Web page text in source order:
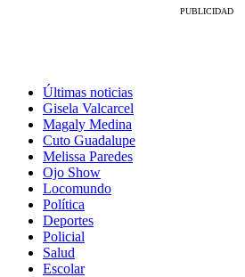
Últimas noticias
Gisela Valcarcel
Magaly Medina
Cuto Guadalupe
Melissa Paredes
Ojo Show
Locomundo
Política
Deportes
Policial
Salud
Escolar